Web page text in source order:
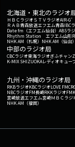
北海道・東北のラジオ
ＨＢＣラジオＳＴＶラジオAIR-G'
ＲＡＢ青森放送エフエム青森IBC
Date fm（エフエム仙台） ABSラ
Rhythm Station エフエム山形
NHK AM（札幌） NHK AM（仙台
中部のラジオ局
CBCラジオ東海ラジオぎふチャン
K-MIX SHIZUOKAレディオキュー
九州・沖縄のラジオ局
RKBラジオKBCラジオLOVE FM
NBCラジオFM長崎RKKラジオ
宮崎放送エフエム宮崎ＭＢＣラジ
NHK AM（福岡）